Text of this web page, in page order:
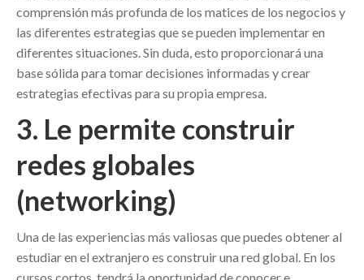
comprensión más profunda de los matices de los negocios y
las diferentes estrategias que se pueden implementar en
diferentes situaciones. Sin duda, esto proporcionará una
base sólida para tomar decisiones informadas y crear
estrategias efectivas para su propia empresa.
3. Le permite construir
redes globales
(networking)
Una de las experiencias más valiosas que puedes obtener al
estudiar en el extranjero es construir una red global. En los